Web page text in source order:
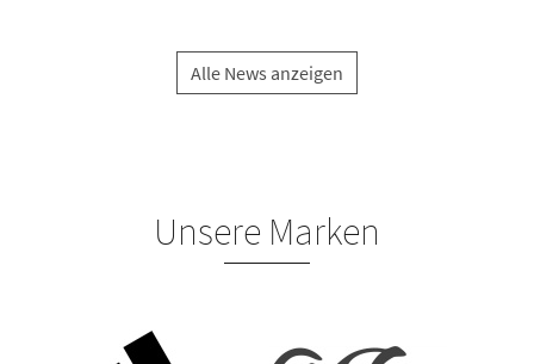
Alle News anzeigen
Unsere Marken